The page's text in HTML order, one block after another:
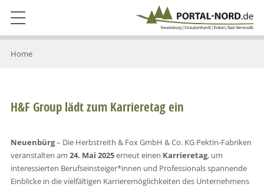
Home
H&F Group lädt zum Karrieretag ein
Neuenbürg– Die Herbstreith & Fox GmbH & Co. KG Pektin-Fabriken
veranstalten am 24. Mai 2025erneut einen Karrieretag, um
interessierten Berufseinsteiger*innen und Professionals spannende
Einblicke in die vielfältigen Karrieremöglichkeiten des Unternehmens